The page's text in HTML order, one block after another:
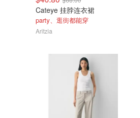
Cateye 挂脖连衣裙
party、逛街都能穿
Aritzia